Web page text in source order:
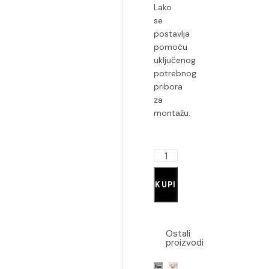
Lako
se
postavlja
pomoću
uključenog
potrebnog
pribora
za
montažu.
KUPI
Ostali
proizvodi